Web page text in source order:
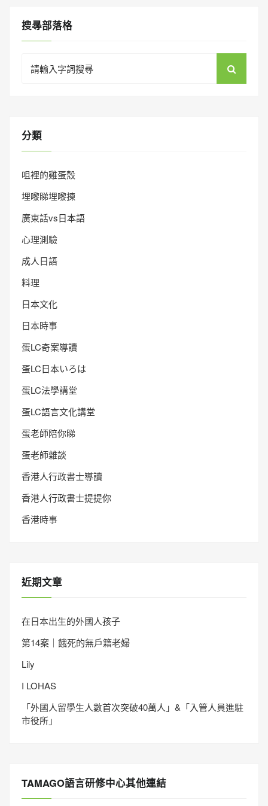
搜㝷部落格
for:
分類
咀裡的雞蛋殼
埋嚟睇埋嚟揀
廣東話vs日本語
心理測驗
成人日語
料理
日本文化
日本時事
蛋LC奇案導讀
蛋LC日本いろは
蛋LC法學講堂
蛋LC語言文化講堂
蛋老師陪你睇
蛋老師雜談
香港人行政書士導讀
香港人行政書士提提你
香港時事
近期文章
在日本出生的外國人孩子
第14案｜餓死的無戶籍老婦
Lily
I LOHAS
「外國人留學生人數首次突破40萬人」&「入管人員進駐
市役所」
TAMAGO語言研修中心其他連結